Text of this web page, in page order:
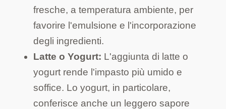
fresche, a temperatura ambiente, per
favorire l'emulsione e l'incorporazione
degli ingredienti.
Latte o Yogurt: L'aggiunta di latte o
yogurt rende l'impasto più umido e
soffice. Lo yogurt, in particolare,
conferisce anche un leggero sapore